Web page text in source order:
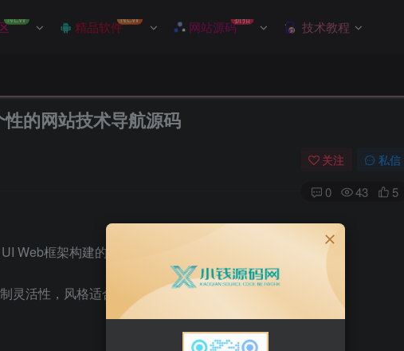
NEW 精品软件NEW 网站源码折扣 技术教程
的网站技术导航源码
关注 私信
0 43 5
Web框架构建的网站技术导航源码。
活性，风格适合个人导航站点使用。